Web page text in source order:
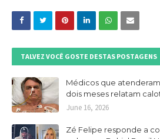
TALVEZ VOCÊ GOSTE DESTAS POSTAGENS
Médicos que
dois meses relatam
June 16, 2026
Zé Felipe responde a